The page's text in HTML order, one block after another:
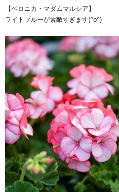
【ベロニカ・マダムマルシア】
ライトブルーが素敵すぎます(^o^)